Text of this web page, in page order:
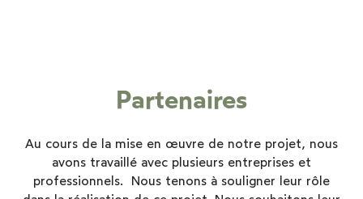
Partenaires
Au cours de la mise en œuvre de notre projet, nous
avons travaillé avec plusieurs entreprises et
professionnels. Nous tenons à souligner leur rôle